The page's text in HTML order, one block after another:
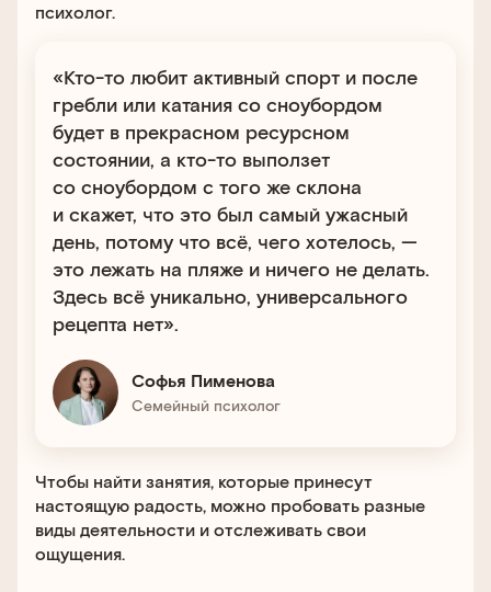
психолог.
«Кто-то любит активный спорт и после
гребли или катания со сноубордом
будет в прекрасном ресурсном
состоянии, а кто-то выползет
со сноубордом с того же склона
и скажет, что это был самый ужасный
день, потому что всё, чего хотелось, —
это лежать на пляже и ничего не делать.
Здесь всё уникально, универсального
рецепта нет».
Софья Пименова
Семейный психолог
Чтобы найти занятия, которые принесут
настоящую радость, можно пробовать разные
виды деятельности и отслеживать свои
ощущения.